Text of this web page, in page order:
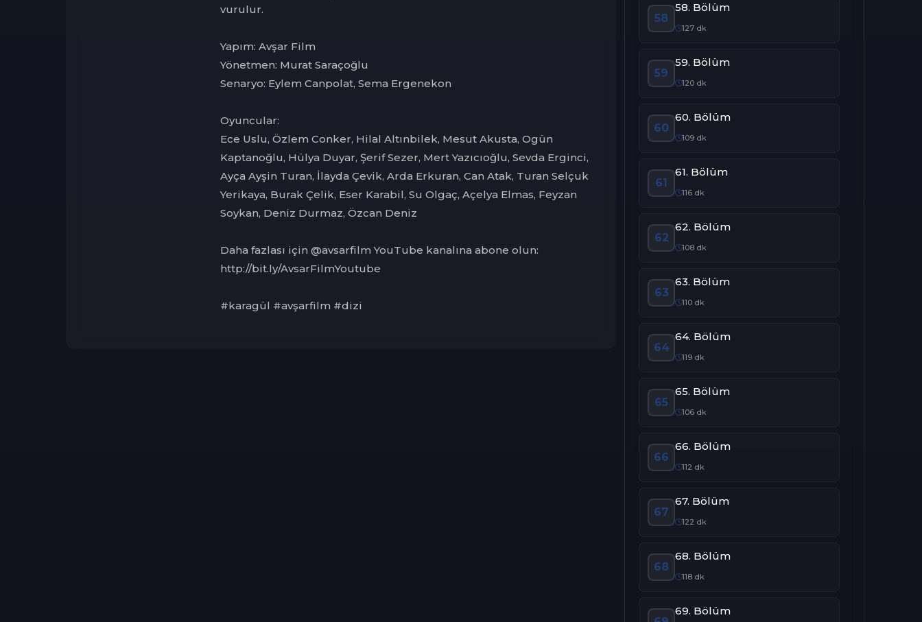
vurulur.
Yapım: Avşar Film
Yönetmen: Murat Saraçoğlu
Senaryo: Eylem Canpolat, Sema Ergenekon
Oyuncular:
Ece Uslu, Özlem Conker, Hilal Altınbilek, Mesut Akusta, Ogün
Kaptanoğlu, Hülya Duyar, Şerif Sezer, Mert Yazıcıoğlu, Sevda Erginci,
Ayça Ayşin Turan, İlayda Çevik, Arda Erkuran, Can Atak, Turan Selçuk
Yerikaya, Burak Çelik, Eser Karabil, Su Olgaç, Açelya Elmas, Feyzan
Soykan, Deniz Durmaz, Özcan Deniz
Daha fazlası için @avsarfilm YouTube kanalına abone olun:
http://bit.ly/AvsarFilmYoutube
#karagül #avşarfilm #dizi
58
58. Bölüm
127 dk
59
59. Bölüm
120 dk
60
60. Bölüm
109 dk
61
61. Bölüm
116 dk
62
62. Bölüm
108 dk
63
63. Bölüm
110 dk
64
64. Bölüm
119 dk
65
65. Bölüm
106 dk
66
66. Bölüm
112 dk
67
67. Bölüm
122 dk
68
68. Bölüm
118 dk
69. Bölüm